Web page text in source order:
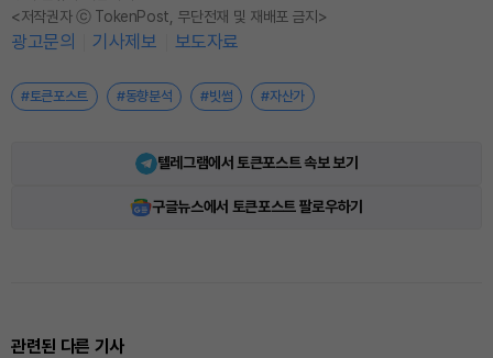
<저작권자 ⓒ TokenPost, 무단전재 및 재배포 금지>
광고문의 기사제보 보도자료
#토큰포스트 #동향분석 #빗썸 #자산가
텔레그램에서 토큰포스트 속보 보기
구글뉴스에서 토큰포스트 팔로우하기
관련된 다른 기사